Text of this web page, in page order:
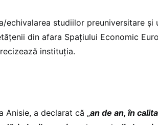
echivalarea studiilor preuniversitare și
din afara Spațiului Economic
instituția.
Anisie, a declarat că „an de an, în